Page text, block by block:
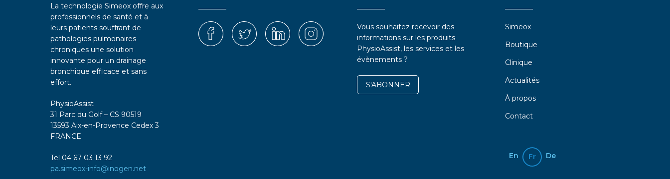
La technologie Simeox offre aux
professionnels de santé et à
leurs patients souffrant de
pathologies pulmonaires
chroniques une solution
innovante pour un drainage
bronchique efficace et sans
effort.
PhysioAssist
31 Parc du Golf – CS 90519
13593 Aix-en-Provence Cedex 3
FRANCE
Tel 04 67 03 13 92
pa.simeox-info@inogen.net
Vous souhaitez recevoir des
informations sur les produits
PhysioAssist, les services et les
évènements ?
S'ABONNER
Simeox
Boutique
Clinique
Actualités
À propos
Contact
En Fr De